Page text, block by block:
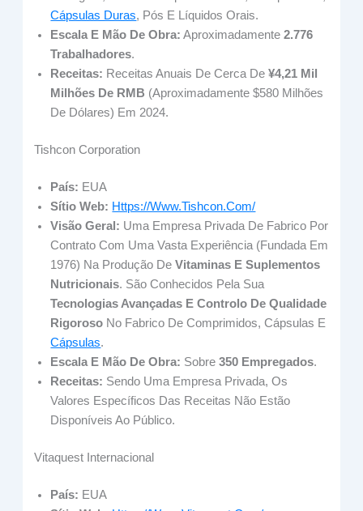
Cápsulas Duras, Pós E Líquidos Orais.
Escala E Mão De Obra: Aproximadamente2.776
Trabalhadores.
Receitas: Receitas Anuais De Cerca De¥4,21 Mil
Milhões De RMB (aproximadamente $580 Milhões
De Dólares) Em 2024.
Tishcon Corporation
País: EUA
Sítio Web: Https://www.tishcon.com/
Visão Geral: Uma Empresa Privada De Fabrico Por
Contrato Com Uma Vasta Experiência (fundada Em
1976) Na Produção DeVitaminas E Suplementos
Nutricionais. São Conhecidos Pela Sua
Tecnologias Avançadas E Controlo De Qualidade
Rigoroso No Fabrico De Comprimidos, Cápsulas E
Cápsulas.
Escala E Mão De Obra: Sobre350 Empregados.
Receitas: Sendo Uma Empresa Privada, Os
Valores Específicos Das Receitas Não Estão
Disponíveis Ao Público.
Vitaquest Internacional
País: EUA